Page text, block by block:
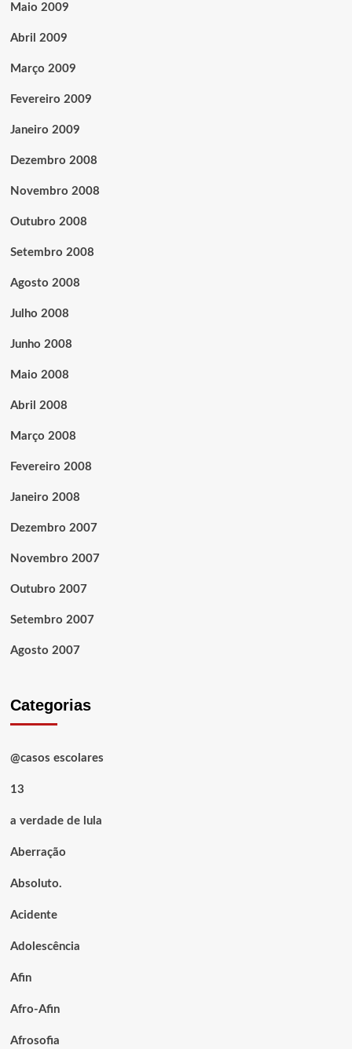
Maio 2009
Abril 2009
Março 2009
Fevereiro 2009
Janeiro 2009
Dezembro 2008
Novembro 2008
Outubro 2008
Setembro 2008
Agosto 2008
Julho 2008
Junho 2008
Maio 2008
Abril 2008
Março 2008
Fevereiro 2008
Janeiro 2008
Dezembro 2007
Novembro 2007
Outubro 2007
Setembro 2007
Agosto 2007
Categorias
@casos escolares
13
a verdade de lula
Aberração
Absoluto.
Acidente
Adolescência
Afin
Afro-Afin
Afrosofia